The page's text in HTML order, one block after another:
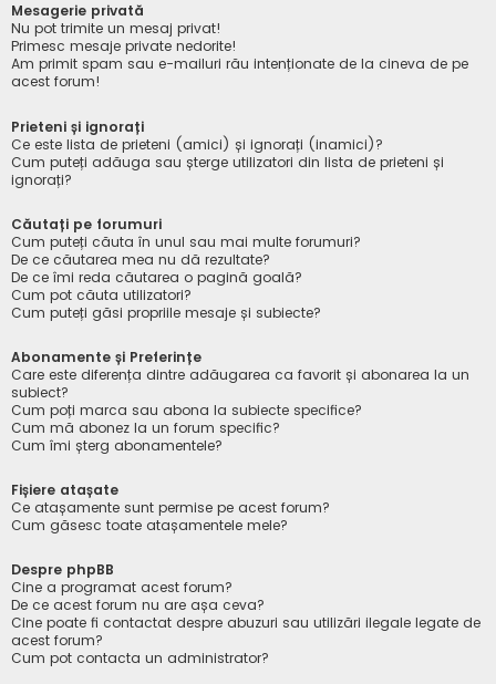
Mesagerie privată
Nu pot trimite un mesaj privat!
Primesc mesaje private nedorite!
Am primit spam sau e-mailuri rău intenționate de la cineva de pe
acest forum!
Prieteni și ignorați
Ce este lista de prieteni (amici) și ignorați (inamici)?
Cum puteți adăuga sau șterge utilizatori din lista de prieteni și
ignorați?
Căutați pe forumuri
Cum puteți căuta în unul sau mai multe forumuri?
De ce căutarea mea nu dă rezultate?
De ce îmi reda căutarea o pagină goală?
Cum pot căuta utilizatori?
Cum puteți găsi propriile mesaje și subiecte?
Abonamente și Preferințe
Care este diferența dintre adăugarea ca favorit și abonarea la un
subiect?
Cum poți marca sau abona la subiecte specifice?
Cum mă abonez la un forum specific?
Cum îmi șterg abonamentele?
Fișiere atașate
Ce atașamente sunt permise pe acest forum?
Cum găsesc toate atașamentele mele?
Despre phpBB
Cine a programat acest forum?
De ce acest forum nu are așa ceva?
Cine poate fi contactat despre abuzuri sau utilizări ilegale legate de
acest forum?
Cum pot contacta un administrator?